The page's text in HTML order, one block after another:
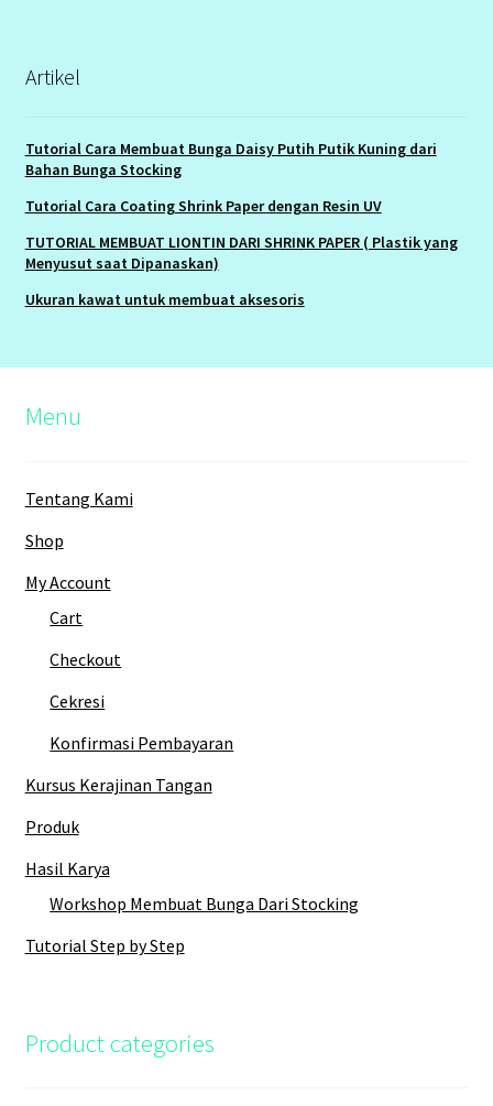
Artikel
Tutorial Cara Membuat Bunga Daisy Putih Putik Kuning dari
Bahan Bunga Stocking
Tutorial Cara Coating Shrink Paper dengan Resin UV
TUTORIAL MEMBUAT LIONTIN DARI SHRINK PAPER ( Plastik yang
Menyusut saat Dipanaskan)
Ukuran kawat untuk membuat aksesoris
Menu
Tentang Kami
Shop
My Account
Cart
Checkout
Cekresi
Konfirmasi Pembayaran
Kursus Kerajinan Tangan
Produk
Hasil Karya
Workshop Membuat Bunga Dari Stocking
Tutorial Step by Step
Product categories